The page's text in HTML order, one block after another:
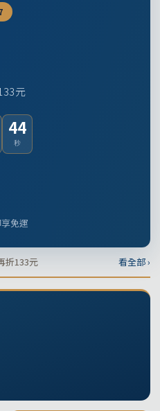
元
43
秒
免運
折133元 看全部 ›